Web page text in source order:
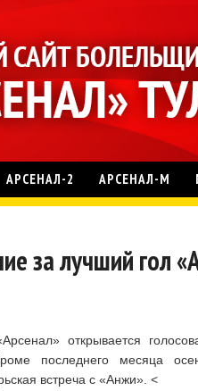
АРСЕНАЛ-2 АРСЕНАЛ-М
за лучший гол
открывается
последнего месяца
встреча с «Анжи». <